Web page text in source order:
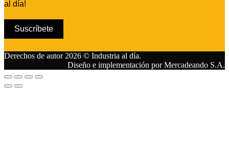
al día!
Suscríbete
Derechos de autor 2026 © Industria al día.
Diseño e implementación por Mercadeando S.A.